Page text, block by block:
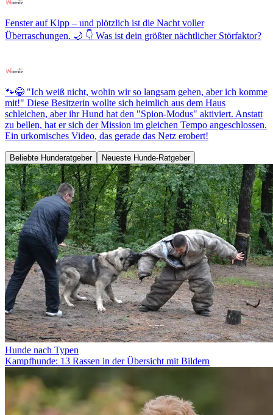
Fenster auf Kipp – und plötzlich ist die Nacht voller
Überraschungen. 🌙 👇 Was ist dein größter nächtlicher Störfaktor?
🐾😂 "Ich weiß nicht, wohin wir so langsam gehen, aber ich komme
mit!" Diese Besitzerin wollte sich heimlich aus dem Haus
schleichen, aber ihr Hund hat den "Spion-Modus" aktiviert. Anstatt
zu bellen, hat er sich der Mission im gleichen Tempo angeschlossen.
Ein urkomisches Video, das gerade das Netz erobert!
Beliebte Hunderatgeber Neueste Hunde-Ratgeber
Hunde nach Typen
Kampfhunde: 13 Rassen in der Übersicht mit Bildern